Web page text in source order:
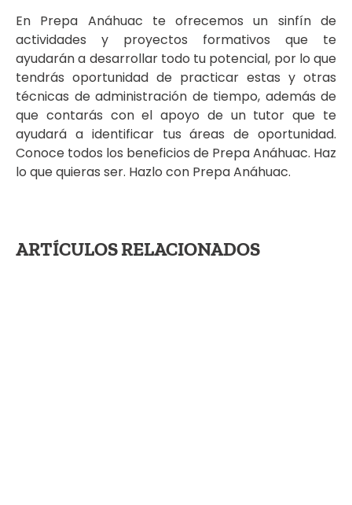
En Prepa Anáhuac te ofrecemos un sinfín de
actividades y proyectos formativos que te
ayudarán a desarrollar todo tu potencial, por lo que
tendrás oportunidad de practicar estas y otras
técnicas de administración de tiempo, además de
que contarás con el apoyo de un tutor que te
ayudará a identificar tus áreas de oportunidad.
Conoce todos los beneficios de Prepa Anáhuac. Haz
lo que quieras ser. Hazlo con Prepa Anáhuac.
ARTÍCULOS RELACIONADOS